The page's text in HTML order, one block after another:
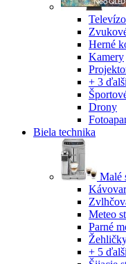
Herné
Kamery
+ 3
Drony
Biela technika
Malé
Meteo
Parné
+ 5